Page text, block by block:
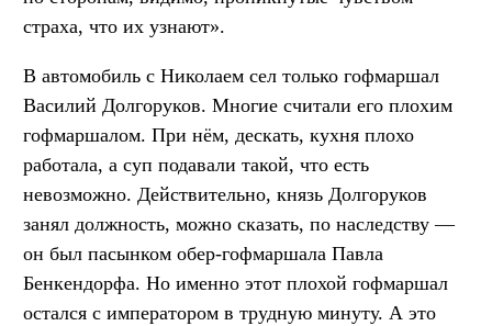
страха, что их узнают».
В автомобиль с Николаем сел только гофмаршал
Василий Долгоруков. Многие считали его плохим
гофмаршалом. При нём, дескать, кухня плохо
работала, а суп подавали такой, что есть
невозможно. Действительно, князь Долгоруков
занял должность, можно сказать, по наследству —
он был пасынком обер-гофмаршала Павла
Бенкендорфа. Но именно этот плохой гофмаршал
остался с императором в трудную минуту. А это